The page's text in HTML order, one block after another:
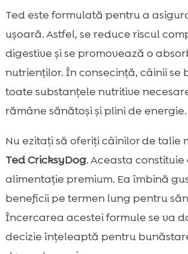
Ted este formulată pentru a
ușoară. Astfel, se reduce riscul
digestive și se promovează o
nutrienților. În consecință, câinii se
toate substanțele nutritive
rămâne sănătoși și plini de energie.
Nu ezitați să oferiți câinilor de talie
Ted CricksyDog. Aceasta constituie
alimentație premium. Ea îmbină
beneficii pe termen lung pentru
Încercarea acestei formule se va
decizie înțeleaptă pentru